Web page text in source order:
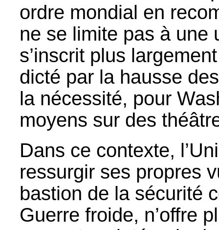
ordre mondial en
ne se limite pas à une
s’inscrit plus
dicté par la hausse
la nécessité, pour
moyens sur des
Dans ce contexte,
ressurgir ses propres
bastion de la sécurité
Guerre froide, n’offre